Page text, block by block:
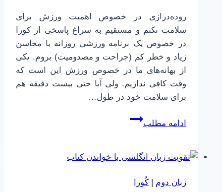
روده‌درازی در خصوص اهمیت ورزش برای
سلامت نکنم و مستقیم به سراغ پاسخی از کورا
در خصوص یک برنامه ورزشی روزانه با محاسن
زیاد و خطر کم (جراحت و مصدومیت) بروم. یکی
از بهانه‌های ما در خصوص ورزش این است که
وقت کافی نداریم. ولی آیا حتی بیست دقیقه هم
برای سلامت خود در طول…
ادامه مطلب
یک
با
کم
زبان دوم | کُورا